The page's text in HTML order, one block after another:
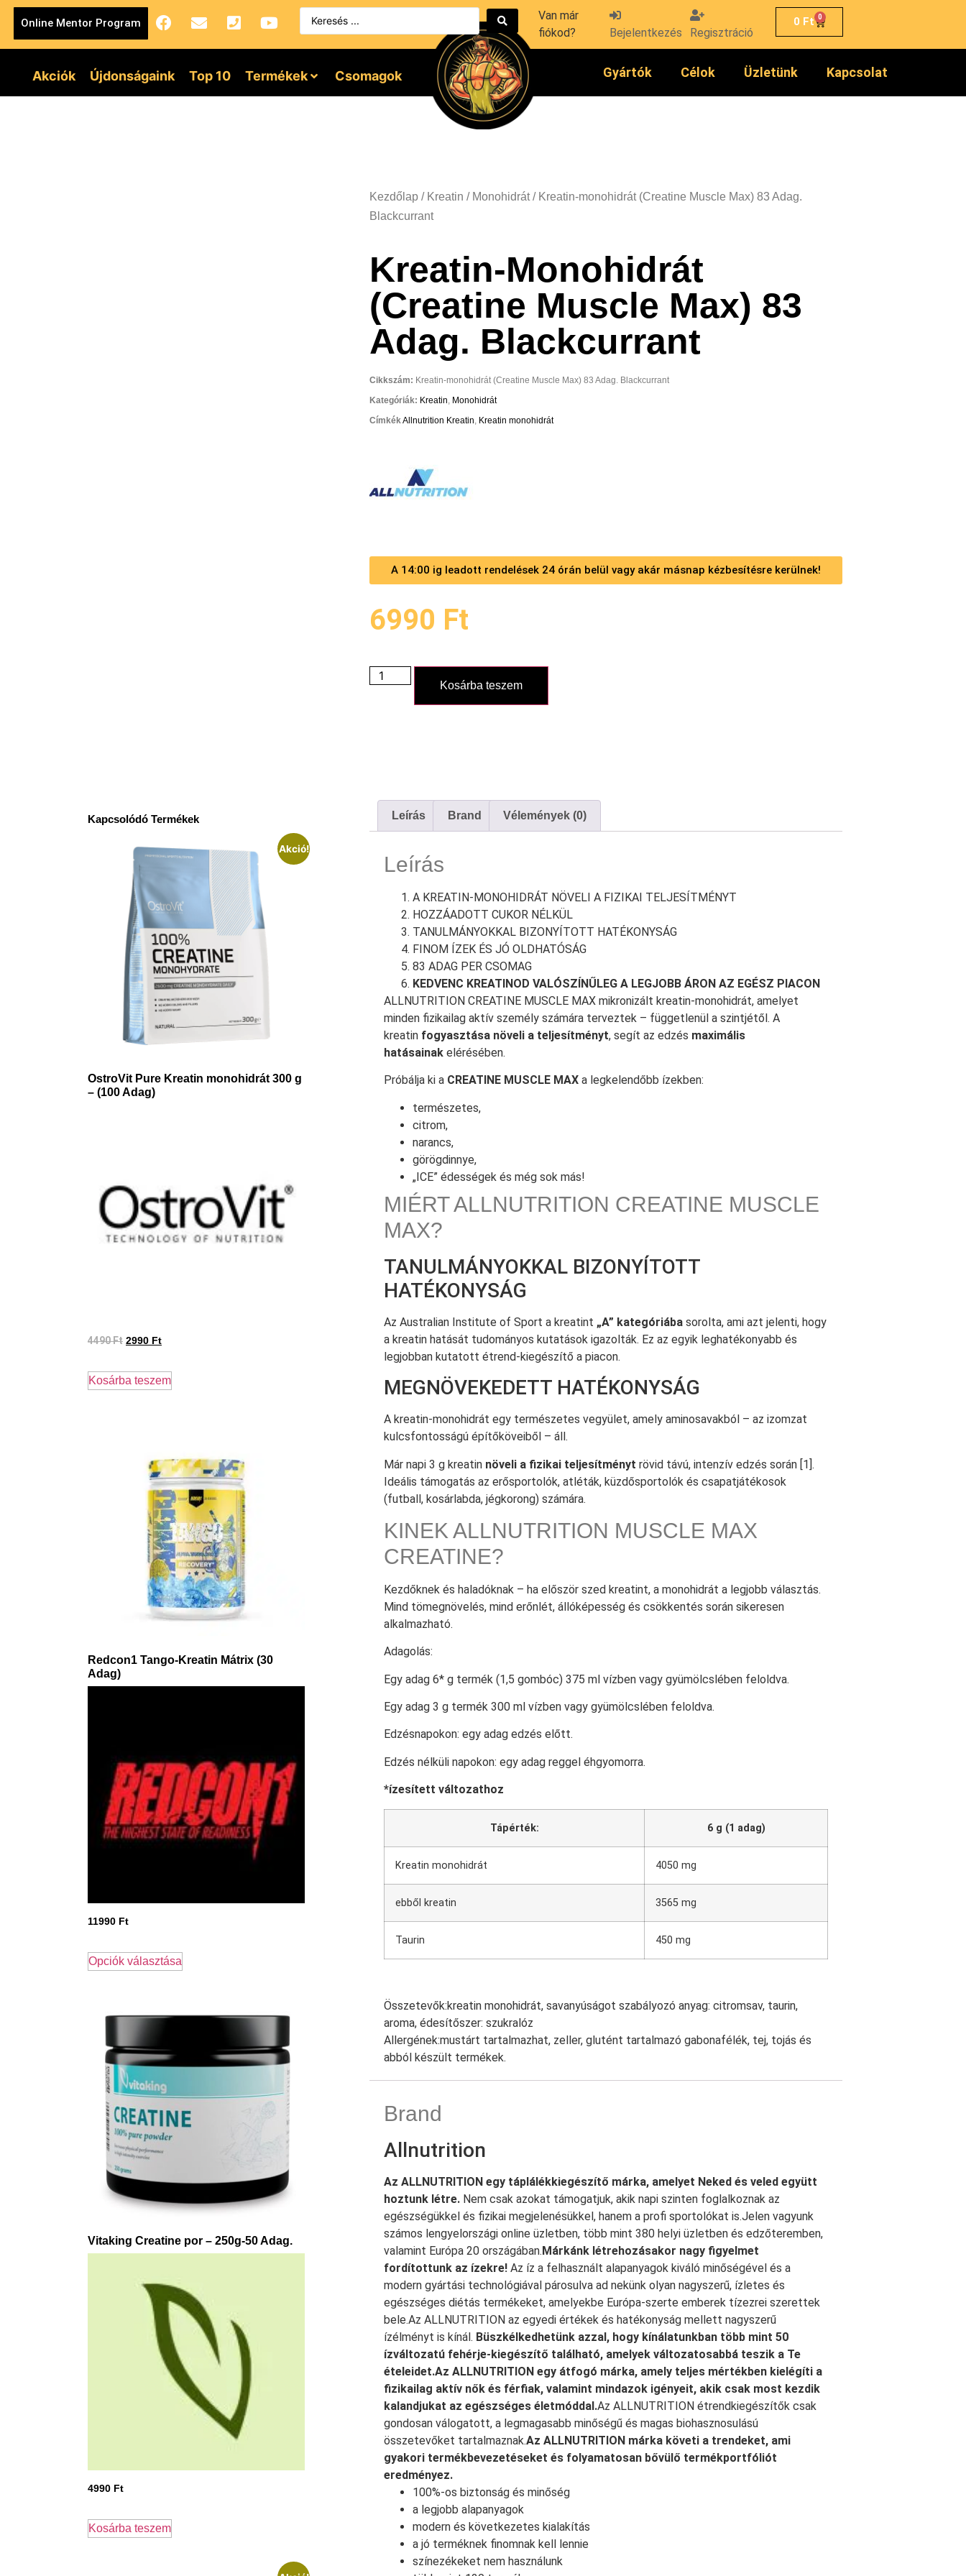
Online Mentor Program
Van már
fiókod?
Bejelentkezés Regisztráció
0 Ft 0
Akciók Újdonságaink Top 10 Termékek Csomagok Gyártók Célok Üzletünk Kapcsolat
Kezdőlap / Kreatin / Monohidrát/ Kreatin-monohidrát (Creatine Muscle Max) 83 Adag.
Blackcurrant
Kreatin-Monohidrát
(Creatine Muscle Max) 83
Adag. Blackcurrant
Cikkszám: Kreatin-monohidrát (Creatine Muscle Max) 83 Adag. Blackcurrant
Kategóriák: Kreatin, Monohidrát
CímkékAllnutrition Kreatin, Kreatin monohidrát
A 14:00 ig leadott rendelések 24 órán belül vagy akár másnap kézbesítésre kerülnek!
6990 Ft
Kosárba teszem
Kapcsolódó Termékek
Akció!
OstroVit Pure Kreatin monohidrát 300 g
– (100 Adag)
4490Ft 2990 Ft
Kosárba teszem
Redcon1 Tango-Kreatin Mátrix (30
Adag)
11990 Ft
Opciók választása
Vitaking Creatine por – 250g-50 Adag.
4990 Ft
Kosárba teszem
Leírás Brand Vélemények (0)
Leírás
A KREATIN-MONOHIDRÁT NÖVELI A FIZIKAI TELJESÍTMÉNYT
HOZZÁADOTT CUKOR NÉLKÜL
TANULMÁNYOKKAL BIZONYÍTOTT HATÉKONYSÁG
FINOM ÍZEK ÉS JÓ OLDHATÓSÁG
83 ADAG PER CSOMAG
KEDVENC KREATINOD VALÓSZÍNŰLEG A LEGJOBB ÁRON AZ EGÉSZ PIACON
ALLNUTRITION CREATINE MUSCLE MAX mikronizált kreatin-monohidrát, amelyet
minden fizikailag aktív személy számára terveztek – függetlenül a szintjétől. A
kreatin fogyasztása növeli a teljesítményt, segít az edzés maximális
hatásainak elérésében.
Próbálja ki a CREATINE MUSCLE MAX a legkelendőbb ízekben:
természetes,
citrom,
narancs,
görögdinnye,
„ICE” édességek és még sok más!
MIÉRT ALLNUTRITION CREATINE MUSCLE
MAX?
TANULMÁNYOKKAL BIZONYÍTOTT
HATÉKONYSÁG
Az Australian Institute of Sport a kreatint „A” kategóriába sorolta, ami azt jelenti, hogy
a kreatin hatását tudományos kutatások igazolták. Ez az egyik leghatékonyabb és
legjobban kutatott étrend-kiegészítő a piacon.
MEGNÖVEKEDETT HATÉKONYSÁG
A kreatin-monohidrát egy természetes vegyület, amely aminosavakból – az izomzat
kulcsfontosságú építőköveiből – áll.
Már napi 3 g kreatin növeli a fizikai teljesítményt rövid távú, intenzív edzés során [1].
Ideális támogatás az erősportolók, atléták, küzdősportolók és csapatjátékosok
(futball, kosárlabda, jégkorong) számára.
KINEK ALLNUTRITION MUSCLE MAX
CREATINE?
Kezdőknek és haladóknak – ha először szed kreatint, a monohidrát a legjobb választás.
Mind tömegnövelés, mind erőnlét, állóképesség és csökkentés során sikeresen
alkalmazható.
Adagolás:
Egy adag 6* g termék (1,5 gombóc) 375 ml vízben vagy gyümölcslében feloldva.
Egy adag 3 g termék 300 ml vízben vagy gyümölcslében feloldva.
Edzésnapokon: egy adag edzés előtt.
Edzés nélküli napokon: egy adag reggel éhgyomorra.
*ízesített változathoz
Tápérték: 6 g (1 adag)
Kreatin monohidrát 4050 mg
ebből kreatin 3565 mg
Taurin 450 mg
Összetevők:kreatin monohidrát, savanyúságot szabályozó anyag: citromsav, taurin,
aroma, édesítőszer: szukralóz
Allergének:mustárt tartalmazhat, zeller, glutént tartalmazó gabonafélék, tej, tojás és
abból készült termékek.
Brand
Allnutrition
Az ALLNUTRITION egy táplálékkiegészítő márka, amelyet Neked és veled együtt
hoztunk létre. Nem csak azokat támogatjuk, akik napi szinten foglalkoznak az
egészségükkel és fizikai megjelenésükkel, hanem a profi sportolókat is.Jelen vagyunk
számos lengyelországi online üzletben, több mint 380 helyi üzletben és edzőteremben,
valamint Európa 20 országában.Márkánk létrehozásakor nagy figyelmet
fordítottunk az ízekre! Az íz a felhasznált alapanyagok kiváló minőségével és a
modern gyártási technológiával párosulva ad nekünk olyan nagyszerű, ízletes és
egészséges diétás termékeket, amelyekbe Európa-szerte emberek tízezrei szerettek
bele.Az ALLNUTRITION az egyedi értékek és hatékonyság mellett nagyszerű
ízélményt is kínál. Büszkélkedhetünk azzal, hogy kínálatunkban több mint 50
ízváltozatú fehérje-kiegészítő található, amelyek változatosabbá teszik a Te
ételeidet.Az ALLNUTRITION egy átfogó márka, amely teljes mértékben kielégíti a
fizikailag aktív nők és férfiak, valamint mindazok igényeit, akik csak most kezdik
kalandjukat az egészséges életmóddal.Az ALLNUTRITION étrendkiegészítők csak
gondosan válogatott, a legmagasabb minőségű és magas biohasznosulású
összetevőket tartalmaznak.Az ALLNUTRITION márka követi a trendeket, ami
gyakori termékbevezetéseket és folyamatosan bővülő termékportfóliót
eredményez.
100%-os biztonság és minőség
a legjobb alapanyagok
modern és következetes kialakítás
a jó terméknek finomnak kell lennie
színezékeket nem használunk